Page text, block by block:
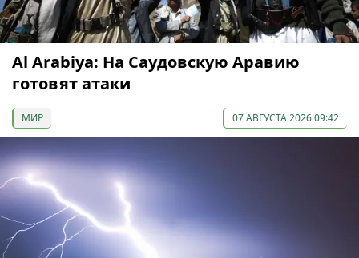
Al Arabiya: На Саудовскую Аравию
готовят атаки
МИР 07 АВГУСТА 2026 09:42